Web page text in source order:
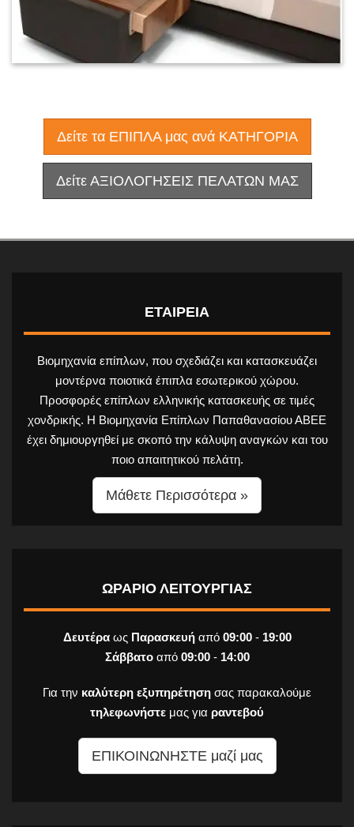
Δείτε τα ΕΠΙΠΛΑ μας ανά ΚΑΤΗΓΟΡΙΑ
Δείτε ΑΞΙΟΛΟΓΗΣΕΙΣ ΠΕΛΑΤΩΝ ΜΑΣ
ΕΤΑΙΡΕΙΑ
Βιομηχανία επίπλων, που σχεδιάζει και κατασκευάζει
μοντέρνα ποιοτικά έπιπλα εσωτερικού χώρου.
Προσφορές επίπλων ελληνικής κατασκευής σε τιμές
χονδρικής. Η Βιομηχανία Επίπλων Παπαθανασίου ΑΒΕΕ
έχει δημιουργηθεί με σκοπό την κάλυψη αναγκών και του
ποιο απαιτητικού πελάτη.
Μάθετε Περισσότερα »
ΩΡΑΡΙΟ ΛΕΙΤΟΥΡΓΙΑΣ
Δευτέραως Παρασκευήαπό 09:00- 19:00
Σάββατοαπό 09:00- 14:00
Για την καλύτερη εξυπηρέτηση σας παρακαλούμε
τηλεφωνήστε μας για ραντεβού
ΕΠΙΚΟΙΝΩΝΗΣΤΕ μαζί μας